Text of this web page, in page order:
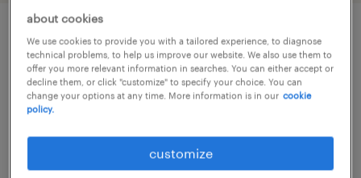
【障がい者求人】ワイン専門商社／ワイン
ショップスタッフ（契約社員）（千葉県）
千葉, 千葉県
¥3,150,000 - ¥3,500,000 per year, 年収315 ～
350万円
about cookies
We use cookies to provide you with a tailored experience, to diagnose
technical problems, to help us improve our website. We also use them to
offer you more relevant information in searches. You can either accept or
decline them, or click "customize" to specify your choice. You can
change your options at any time. More information is in our cookie
policy.
customize